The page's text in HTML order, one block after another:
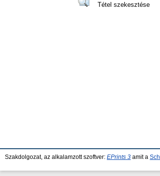
Tétel szekesztése
Szakdolgozat, az alkalamzott szoftver: EPrints 3 amit a